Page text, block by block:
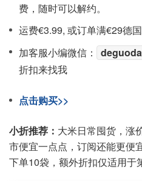
费，随时可以解约。
运费€3.99, 或订单满€29德国
加客服小编微信：
折扣来找我
点击购买>>
小折推荐： 大米日常囤货，涨
市便宜一点点，订阅还能更便
下单10袋，额外折扣仅适用于